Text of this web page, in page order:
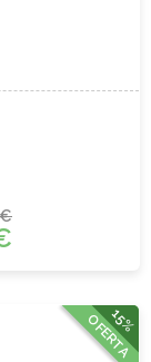
€
15%
OFERTA